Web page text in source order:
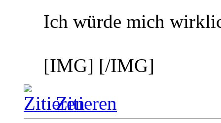
Ich würde mich
[IMG] [/IMG]
Zitieren